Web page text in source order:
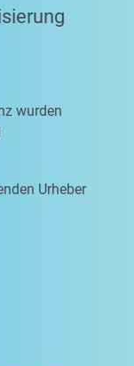
wurden
Urheber